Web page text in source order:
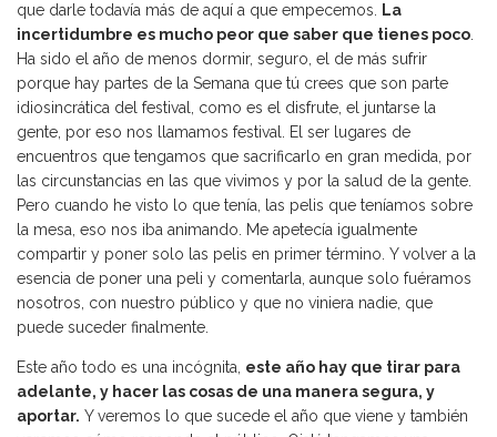
que darle todavía más de aquí a que empecemos. La
incertidumbre es mucho peor que saber que tienes poco.
Ha sido el año de menos dormir, seguro, el de más sufrir
porque hay partes de la Semana que tú crees que son parte
idiosincrática del festival, como es el disfrute, el juntarse la
gente, por eso nos llamamos festival. El ser lugares de
encuentros que tengamos que sacrificarlo en gran medida, por
las circunstancias en las que vivimos y por la salud de la gente.
Pero cuando he visto lo que tenía, las pelis que teníamos sobre
la mesa, eso nos iba animando. Me apetecía igualmente
compartir y poner solo las pelis en primer término. Y volver a la
esencia de poner una peli y comentarla, aunque solo fuéramos
nosotros, con nuestro público y que no viniera nadie, que
puede suceder finalmente.
Este año todo es una incógnita, este año hay que tirar para
adelante, y hacer las cosas de una manera segura, y
aportar. Y veremos lo que sucede el año que viene y también